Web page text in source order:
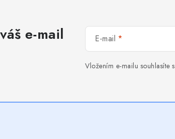
e-mail E-mail
Vložením e-mailu souhlasíte s